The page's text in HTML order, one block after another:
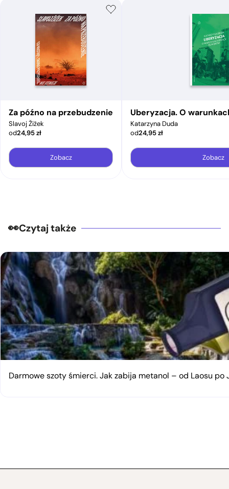
Za późno na przebudzenie
Slavoj Žižek
od24,95zł
Zobacz
Uberyzacja. O
Katarzyna Duda
od24,95zł
Zobacz
Czytaj także
Darmowe szoty śmierci. Jak zabija metanol – od Laosu po